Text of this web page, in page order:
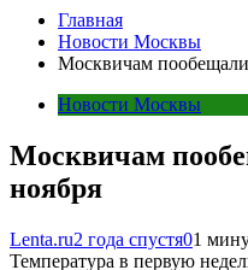
Главная
Новости Москвы
Москвичам пообещали
Новости Москвы
Москвичам
ноября
Lenta.ru2 года спустя01
Температура в первую